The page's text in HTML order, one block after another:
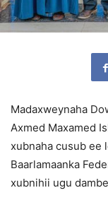
Madaxweynaha
Axmed Maxamed
xubnaha cusub ee
Baarlamaanka
xubnihii ugu